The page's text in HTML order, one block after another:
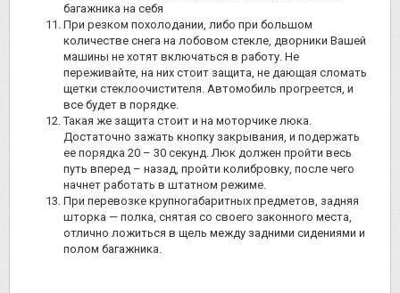
багажника на себя
При резком похолодании, либо при большом
количестве снега на лобовом стекле, дворники Вашей
машины не хотят включаться в работу. Не
переживайте, на них стоит защита, не дающая сломать
щетки стеклоочистителя. Автомобиль прогреется, и
все будет в порядке.
Такая же защита стоит и на моторчике люка.
Достаточно зажать кнопку закрывания, и подержать
ее порядка 20 – 30 секунд. Люк должен пройти весь
путь вперед – назад, пройти колибровку, после чего
начнет работать в штатном режиме.
При перевозке крупногабаритных предметов, задняя
шторка — полка, снятая со своего законного места,
отлично ложиться в щель между задними сидениями и
полом багажника.